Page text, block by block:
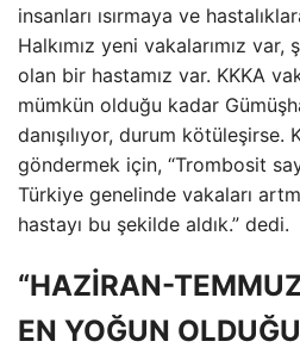
insanları ısırmaya ve
Halkımız yeni vakalarımız var,
olan bir hastamız var. KKKA
mümkün olduğu kadar
danışılıyor, durum kötüleşirse.
göndermek için, “Trombosit
Türkiye genelinde vakaları
hastayı bu şekilde aldık.” dedi.
“HAZİRAN-
EN YOĞUN